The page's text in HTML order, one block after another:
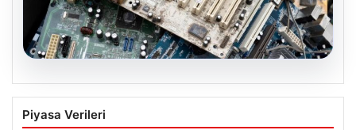
Profesyonel IT Yönetimi ile
Sürdürülebilir Hizmetleri
Piyasa Verileri